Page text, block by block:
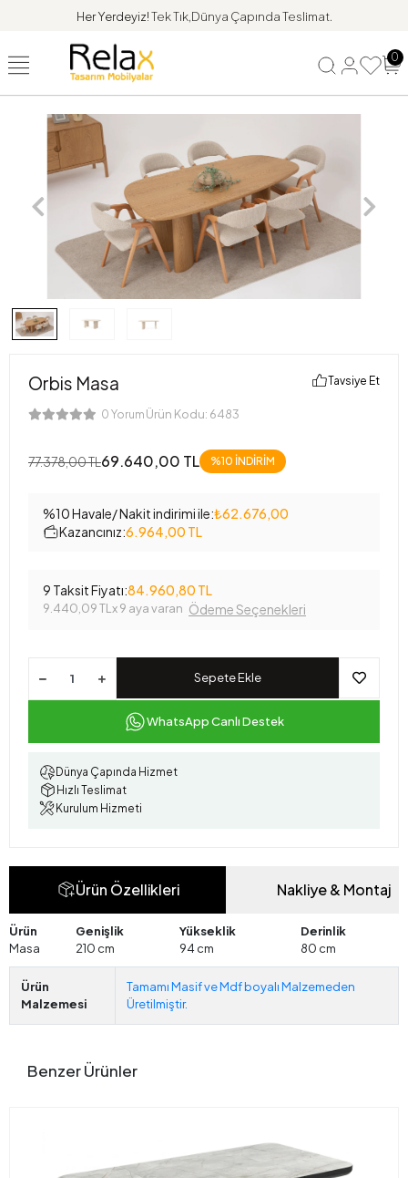
Her Yerdeyiz!Tek Tık,Dünya Çapında Teslimat.
0
Orbis Masa
0 Yorum Ürün Kodu: 6483
Tavsiye Et
77.378,00 TL69.640,00 TL %10 İNDİRİM
%10 Havale/ Nakit indirimi ile:₺62.676,00
Kazancınız:6.964,00 TL
9 Taksit Fiyatı:84.960,80 TL
9.440,09 TL x 9 aya varan Ödeme Seçenekleri
Sepete Ekle
WhatsApp Canlı Destek
Dünya Çapında Hizmet
Hızlı Teslimat
Kurulum Hizmeti
Ürün Özellikleri Nakliye & Montaj
Ürün Genişlik Yükseklik
Derinlik
Masa
210 cm 94 cm 80 cm
Ürün
Malzemesi
Tamamı Masif ve Mdf boyalı Malzemeden
Üretilmiştir.
Benzer Ürünler